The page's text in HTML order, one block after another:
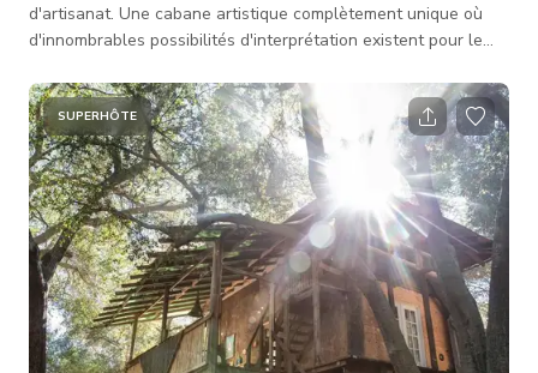
d'artisanat. Une cabane artistique complètement unique où
d'innombrables possibilités d'interprétation existent pour le
entouré de chênes et situé en retrait de la route sur une
propriété de 13 acres. Des ruisseaux de rochers babillants,
des chemins de terre et des montagnes sont également
disponibles sur la propriété, offrant de nombreux autres
espaces et ambiances utilisa
SUPERHÔTE